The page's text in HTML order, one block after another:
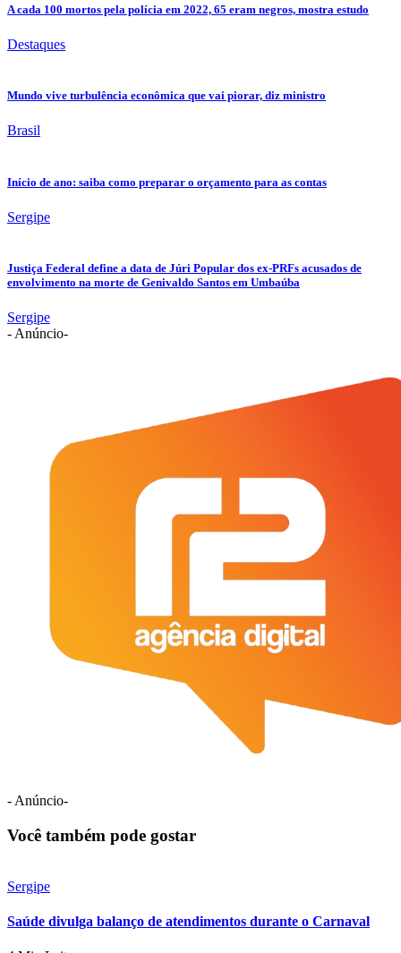
A cada 100 mortos pela polícia em 2022, 65 eram negros, mostra estudo
Destaques
Mundo vive turbulência econômica que vai piorar, diz ministro
Brasil
Início de ano: saiba como preparar o orçamento para as contas
Sergipe
Justiça Federal define a data de Júri Popular dos ex-PRFs acusados de
envolvimento na morte de Genivaldo Santos em Umbaúba
Sergipe
- Anúncio-
- Anúncio-
Você também pode gostar
Sergipe
Saúde divulga balanço de atendimentos durante o Carnaval